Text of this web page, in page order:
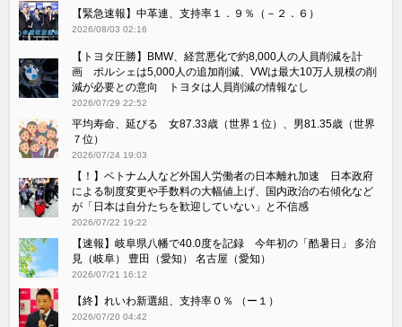
【緊急速報】中革連、支持率１．９％（－２．６）
2026/08/03 02:16
【トヨタ圧勝】BMW、経営悪化で約8,000人の人員削減を計
画 ポルシェは5,000人の追加削減、VWは最大10万人規模の削
減が必要との意向 トヨタは人員削減の情報なし
2026/07/29 22:52
平均寿命、延びる 女87.33歳（世界１位）、男81.35歳（世界
７位）
2026/07/24 19:03
【！】ベトナム人など外国人労働者の日本離れ加速 日本政府
による制度変更や手数料の大幅値上げ、国内政治の右傾化など
が「日本は自分たちを歓迎していない」と不信感
2026/07/22 19:22
【速報】岐阜県八幡で40.0度を記録 今年初の「酷暑日」 多治
見（岐阜） 豊田（愛知） 名古屋（愛知）
2026/07/21 16:12
【終】れいわ新選組、支持率０％ （ー１）
2026/07/20 04:42